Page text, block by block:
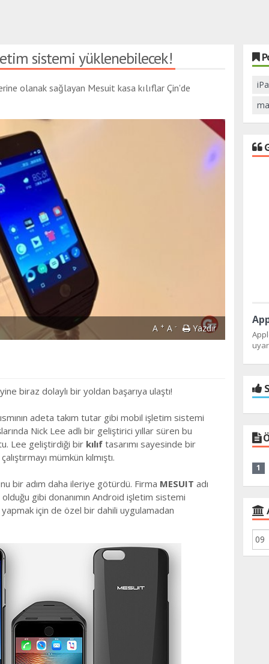
sistemi yüklenebilecek!
olanak sağlayan Mesuit kasa kılıflar Çin'de
A + A - Yazdır
biraz dolaylı bir yoldan başarıya ulaştı!
adeta takım tutar gibi mobil işletim sistemi
Nick Lee adlı bir geliştirici yıllar süren bu
Lee geliştirdiği bir kılıftasarımı sayesinde bir
mümkün kılmıştı.
bir adım daha ileriye götürdü. Firma MESUIT adı
gibi donanımın Android işletim sistemi
yapmak için de özel bir dahili uygulamadan
1